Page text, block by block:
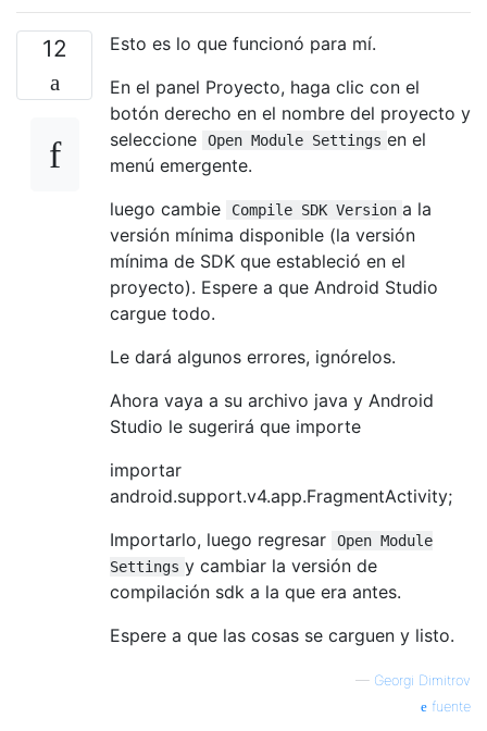
12
Esto es lo que funcionó para mí.
En el panel Proyecto, haga clic con el
botón derecho en el nombre del proyecto y
seleccione
Open Module Settings en el
menú emergente.
luego cambie
Compile SDK Version a la
versión mínima disponible (la versión
mínima de SDK que estableció en el
proyecto). Espere a que Android Studio
cargue todo.
Le dará algunos errores, ignórelos.
Ahora vaya a su archivo java y Android
Studio le sugerirá que importe
importar
android.support.v4.app.FragmentActivity;
Importarlo, luego regresar
Open Module
Settings y cambiar la versión de
compilación sdk a la que era antes.
Espere a que las cosas se carguen y listo.
— Georgi Dimitrov
fuente